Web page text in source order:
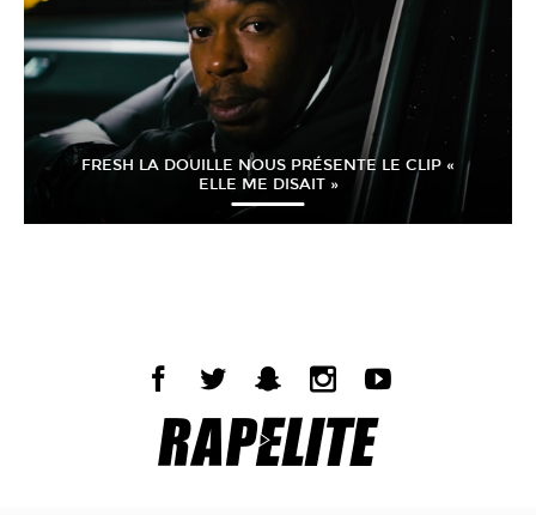
FRESH LA DOUILLE NOUS PRÉSENTE LE CLIP «
ELLE ME DISAIT »